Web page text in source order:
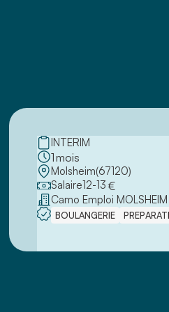
INTERIM
1mois
Molsheim(67120)
Salaire12-13€
Camo Emploi MOLSHEIM
BOULANGERIE